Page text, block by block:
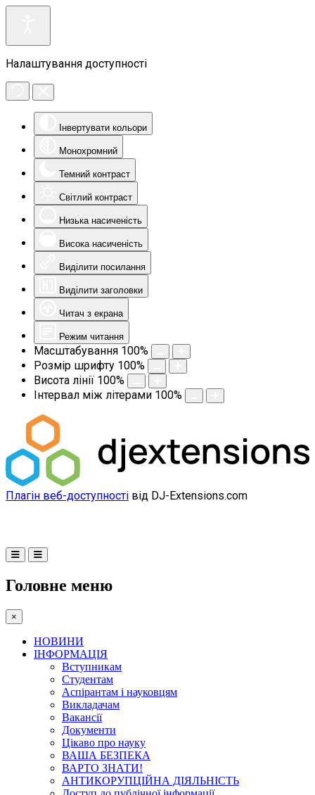
Налаштування доступності
Інвертувати кольори
Монохромний
Темний контраст
Світлий контраст
Низька насиченість
Висока насиченість
Виділити посилання
Виділити заголовки
Читач з екрана
Режим читання
Масштабування 100%
Розмір шрифту 100%
Висота лінії 100%
Інтервал між літерами 100%
Плагін веб-доступності від DJ-Extensions.com
Головне меню
×
НОВИНИ
ІНФОРМАЦІЯ
Вступникам
Студентам
Аспірантам і науковцям
Викладачам
Вакансії
Документи
Цікаво про науку
ВАША БЕЗПЕКА
ВАРТО ЗНАТИ!
АНТИКОРУПЦІЙНА ДІЯЛЬНІСТЬ